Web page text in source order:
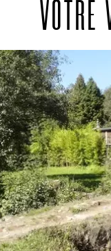
vous
Après avoir
terminer
places et
classée au
l'UNESCO,
cathédrale.
Fin du
Santiago de
midi.
VOTRE